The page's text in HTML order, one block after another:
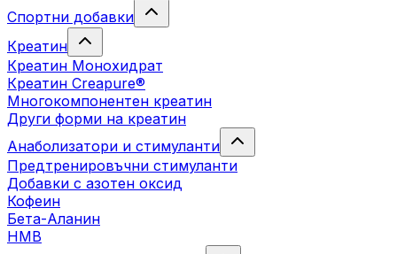
Спортни добавки
Креатин
Креатин Монохидрат
Креатин Creapure®
Многокомпонентен креатин
Други форми на креатин
Анаболизатори и стимуланти
Предтренировъчни стимуланти
Добавки с азотен оксид
Кофеин
Бета-Аланин
HMB